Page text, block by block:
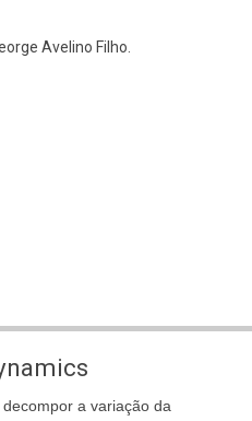
Avelino Filho.
a variação da